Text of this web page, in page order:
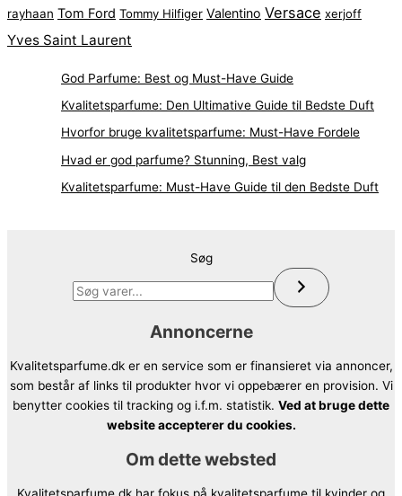
rayhaan Tom Ford Tommy Hilfiger Valentino Versace xerjoff
Yves Saint Laurent
God Parfume: Best og Must-Have Guide
Kvalitetsparfume: Den Ultimative Guide til Bedste Duft
Hvorfor bruge kvalitetsparfume: Must-Have Fordele
Hvad er god parfume? Stunning, Best valg
Kvalitetsparfume: Must-Have Guide til den Bedste Duft
Søg
Annoncerne
Kvalitetsparfume.dk er en service som er finansieret via annoncer,
som består af links til produkter hvor vi oppebærer en provision. Vi
benytter cookies til tracking og i.f.m. statistik. Ved at bruge dette
website accepterer du cookies.
Om dette websted